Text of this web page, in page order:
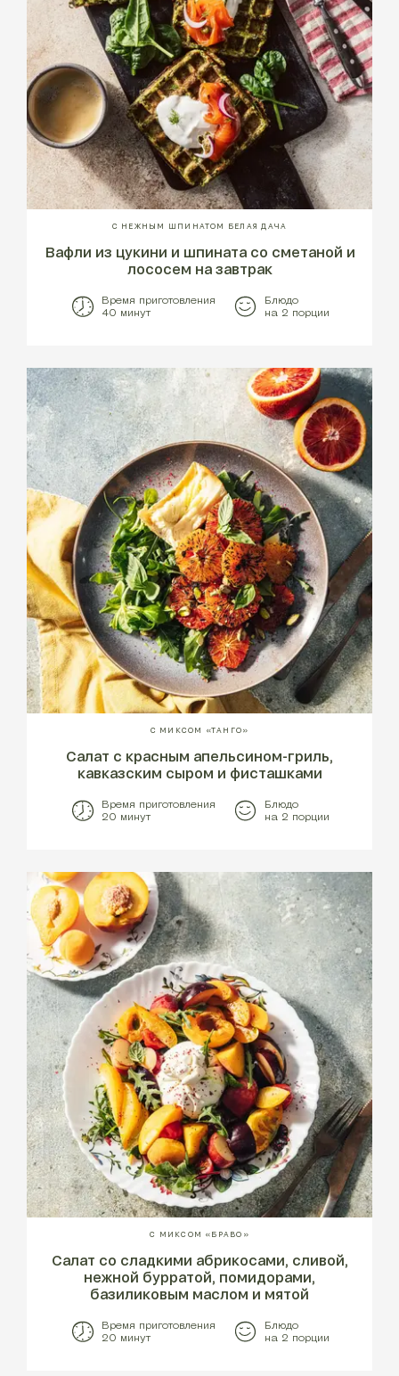
С НЕЖНЫМ ШПИНАТОМ БЕЛАЯ ДАЧА
Вафли из цукини и шпината со сметаной и
лососем на завтрак
Время приготовления
40 минут
Блюдо
на 2 порции
С МИКСОМ «ТАНГО»
Салат с красным апельсином-гриль,
кавказским сыром и фисташками
Время приготовления
20 минут
Блюдо
на 2 порции
С МИКСОМ «БРАВО»
Салат со сладкими абрикосами, сливой,
нежной бурратой, помидорами,
базиликовым маслом и мятой
Время приготовления
20 минут
Блюдо
на 2 порции